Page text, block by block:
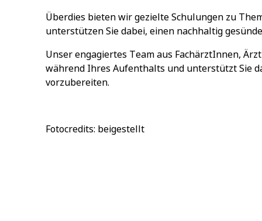
Überdies bieten wir gezielte Schulungen zu
unterstützen Sie dabei, einen nachhaltig
Unser engagiertes Team aus FachärztInnen,
während Ihres Aufenthalts und unterstützt Sie
vorzubereiten.
Fotocredits: beigestellt